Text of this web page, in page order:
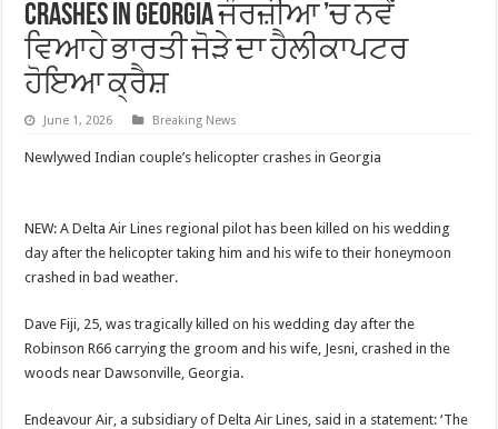
crashes in Georgia ਜੌਰਜ਼ੀਆ ’ਚ ਨਵੇਂ
ਵਿਆਹੇ ਭਾਰਤੀ ਜੋੜੇ ਦਾ ਹੈਲੀਕਾਪਟਰ
ਹੋਇਆ ਕ੍ਰੈਸ਼
June 1, 2026 Breaking News
Newlywed Indian couple’s helicopter crashes in Georgia
NEW: A Delta Air Lines regional pilot has been killed on his wedding
day after the helicopter taking him and his wife to their honeymoon
crashed in bad weather.
Dave Fiji, 25, was tragically killed on his wedding day after the
Robinson R66 carrying the groom and his wife, Jesni, crashed in the
woods near Dawsonville, Georgia.
Endeavour Air, a subsidiary of Delta Air Lines, said in a statement: ‘The